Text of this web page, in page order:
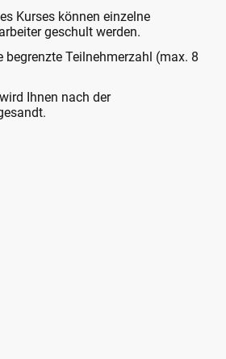
Kurses können einzelne
geschult werden.
begrenzte Teilnehmerzahl (max. 8
Ihnen nach der